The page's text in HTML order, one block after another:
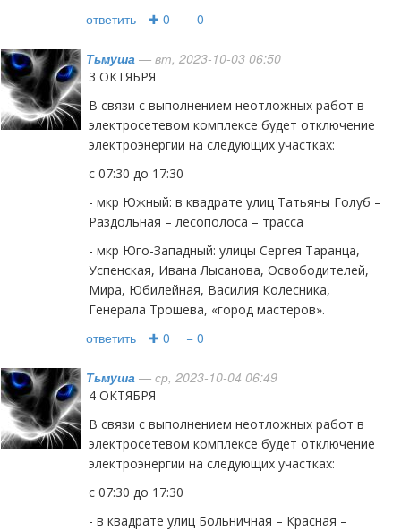
ответить ✚ 0 − 0
Тьмуша — вт, 2023-10-03 06:50
3 ОКТЯБРЯ
В связи с выполнением неотложных работ в
электросетевом комплексе будет отключение
электроэнергии на следующих участках:
с 07:30 до 17:30
- мкр Южный: в квадрате улиц Татьяны Голуб –
Раздольная – лесополоса – трасса
- мкр Юго-Западный: улицы Сергея Таранца,
Успенская, Ивана Лысанова, Освободителей,
Мира, Юбилейная, Василия Колесника,
Генерала Трошева, «город мастеров».
ответить ✚ 0 − 0
Тьмуша — ср, 2023-10-04 06:49
4 ОКТЯБРЯ
В связи с выполнением неотложных работ в
электросетевом комплексе будет отключение
электроэнергии на следующих участках:
с 07:30 до 17:30
- в квадрате улиц Больничная – Красная –